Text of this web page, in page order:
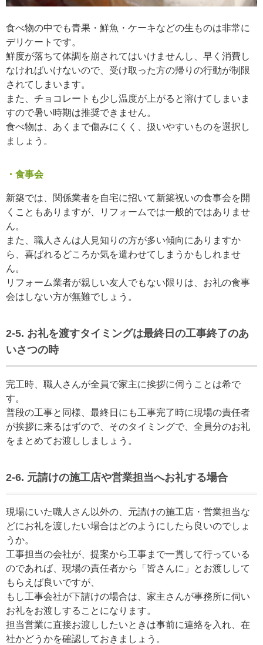
食べ物の中でも青果・鮮魚・ケーキなどの生ものは非常に
デリケートです。
鮮度が落ちて体調を崩されてはいけませんし、早く消費し
なければいけないので、受け取った方の帰りの行動が制限
されてしまいます。
また、チョコレートも少し温度が上がると溶けてしまいま
すので暑い時期は推奨できません。
食べ物は、あくまで傷みにくく、扱いやすいものを選択し
ましょう。
・食事会
新築では、関係業者を自宅に招いて新築祝いの食事会を開
くこともありますが、リフォームでは一般的ではありませ
ん。
また、職人さんは人見知りの方が多い傾向にありますか
ら、喜ばれるどころか気を遣わせてしまうかもしれませ
ん。
リフォーム業者が親しい友人でもない限りは、お礼の食事
会はしない方が無難でしょう。
2-5. お礼を渡すタイミングは最終日の工事終了のあ
いさつの時
完工時、職人さんが全員で家主に挨拶に伺うことは希で
す。
普段の工事と同様、最終日にも工事完了時に現場の責任者
が挨拶に来るはずので、そのタイミングで、全員分のお礼
をまとめてお渡ししましょう。
2-6. 元請けの施工店や営業担当へお礼する場合
現場にいた職人さん以外の、元請けの施工店・営業担当な
どにお礼を渡したい場合はどのようにしたら良いのでしょ
うか。
工事担当の会社が、提案から工事まで一貫して行っている
のであれば、現場の責任者から「皆さんに」とお渡しして
もらえば良いですが、
もし工事会社が下請けの場合は、家主さんが事務所に伺い
お礼をお渡しすることになります。
担当営業に直接お渡ししたいときは事前に連絡を入れ、在
社かどうかを確認しておきましょう。